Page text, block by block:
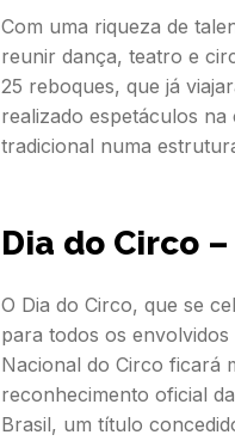
Com uma riqueza de
reunir dança, teatro e
25 reboques, que já
realizado espetáculos
tradicional numa
Dia do Circo
O Dia do Circo, que se
para todos os
Nacional do Circo ficará
reconhecimento oficial
Brasil, um título